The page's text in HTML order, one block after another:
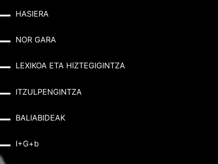
HASIERA
NOR GARA
LEXIKOA ETA HIZTEGIGINTZA
ITZULPENGINTZA
BALIABIDEAK
I+G+b